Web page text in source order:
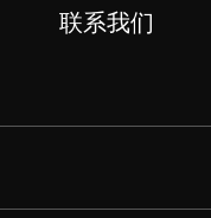
联系我们